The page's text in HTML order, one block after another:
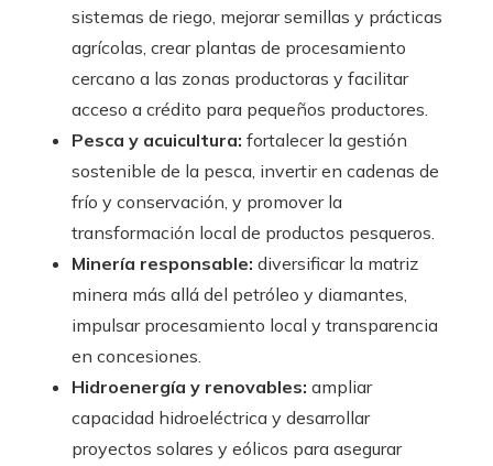
sistemas de riego, mejorar semillas y prácticas
agrícolas, crear plantas de procesamiento
cercano a las zonas productoras y facilitar
acceso a crédito para pequeños productores.
Pesca y acuicultura: fortalecer la gestión
sostenible de la pesca, invertir en cadenas de
frío y conservación, y promover la
transformación local de productos pesqueros.
Minería responsable: diversificar la matriz
minera más allá del petróleo y diamantes,
impulsar procesamiento local y transparencia
en concesiones.
Hidroenergía y renovables: ampliar
capacidad hidroeléctrica y desarrollar
proyectos solares y eólicos para asegurar